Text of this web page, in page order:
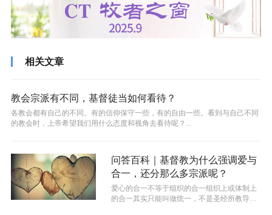
相关文章
教会宗派有不同，基督徒当如何看待？
各教会都有自己的不同。有的信仰保守一些，有的自由一些。看到与自己不同
的教会时，上帝希望我们用什么态度和视角去看待呢？...
问答百科｜基督教为什么强调爱与
合一，还分那么多宗派呢？
爱心的合一不等于组织的合一组织上或体制上
的合一其实只能叫做统一，不是圣经所教导的